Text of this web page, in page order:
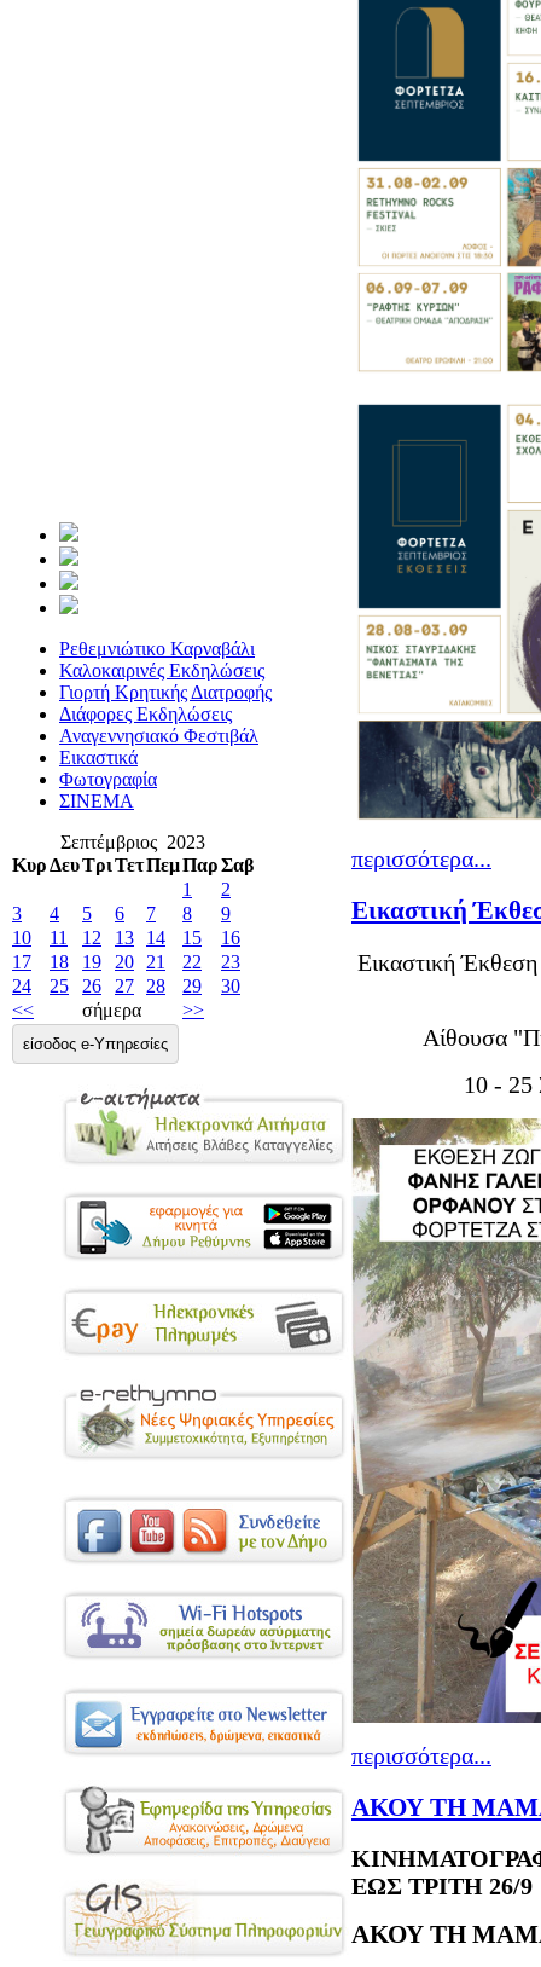
Ρεθεμνιώτικο Καρναβάλι
Καλοκαιρινές Εκδηλώσεις
Γιορτή Κρητικής Διατροφής
Διάφορες Εκδηλώσεις
Αναγεννησιακό Φεστιβάλ
Εικαστικά
Φωτογραφία
ΣΙΝΕΜΑ
Σεπτέμβριος 2023
ΚυρΔευΤριΤετΠεμΠαρΣαβ
1
2
3
4 5 6 7 8
9
10
11 12 13 14 15
16
17
18 19 20 21 22
23
24
25 26 27 28 29
30
<<
σήμερα >>
είσοδος e-Υπηρεσίες
περισσότερα...
Εικαστική
Εικαστική
Αίθουσα
10 - 25
περισσότερα...
ΑΚΟΥ ΤΗ ΜΑΜΑ
ΕΩΣ ΤΡΙΤΗ 26/9
ΑΚΟΥ ΤΗ ΜΑΜΑ